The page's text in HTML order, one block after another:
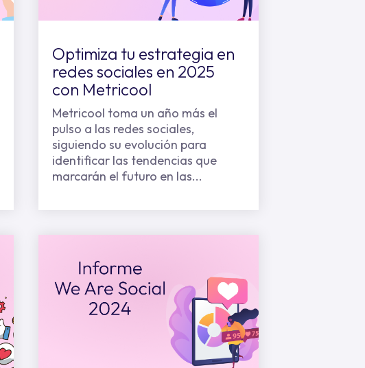
Optimiza tu estrategia en
redes sociales en 2025
con Metricool
Metricool toma un año más el
pulso a las redes sociales,
siguiendo su evolución para
identificar las tendencias que
marcarán el futuro en las...